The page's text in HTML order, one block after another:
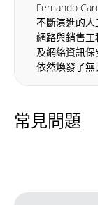
Fernando
不斷演進的
網路與銷售
及網絡資訊
依然煥發了無
常見問題